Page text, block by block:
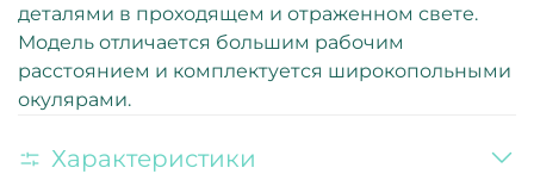
деталями в проходящем и отраженном свете.
Модель отличается большим рабочим
расстоянием и комплектуется широкопольными
окулярами.
Характеристики